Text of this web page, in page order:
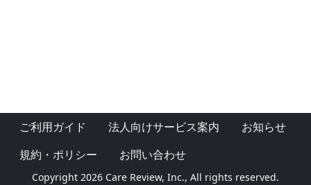
ご利用ガイド 法人向けサービス案内
お知らせ
規約・ポリシー
お問い合わせ
Copyright 2026 Care Review, Inc., All rights reserved.